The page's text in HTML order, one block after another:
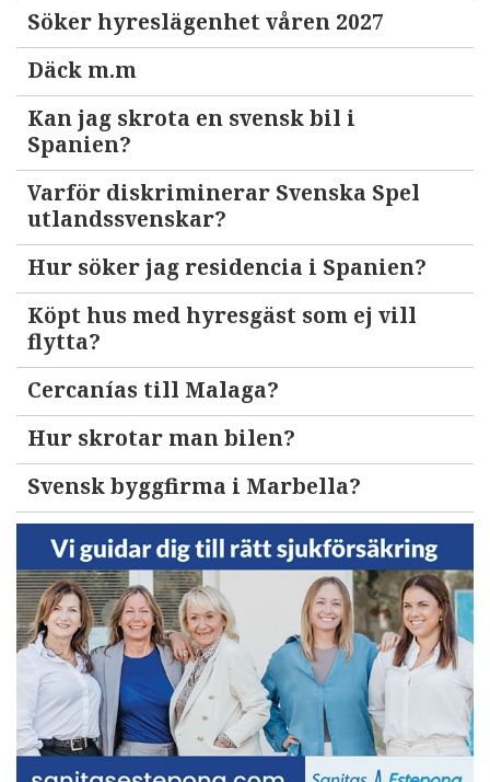
Söker hyreslägenhet våren 2027
Däck m.m
Kan jag skrota en svensk bil i
Spanien?
Varför diskriminerar Svenska Spel
utlandssvenskar?
Hur söker jag residencia i Spanien?
Köpt hus med hyresgäst som ej vill
flytta?
Cercanías till Malaga?
Hur skrotar man bilen?
Svensk byggfirma i Marbella?